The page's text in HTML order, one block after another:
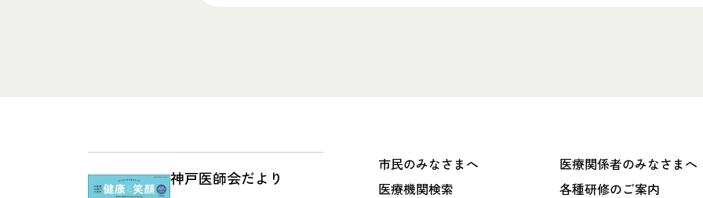
神戸医師会だより
市民のみなさまへ
医療機関検索
医療関係者のみなさまへ
各種研修のご案内